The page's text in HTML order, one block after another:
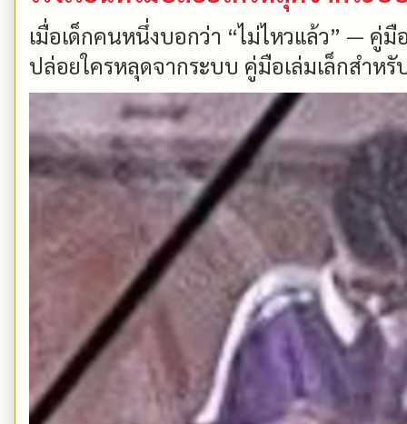
เมื่อเด็กคนหนึ่งบอกว่า “ไม่ไหวแล้ว” — คู่
ปล่อยใครหลุดจากระบบ คู่มือเล่มเล็กสำหรั